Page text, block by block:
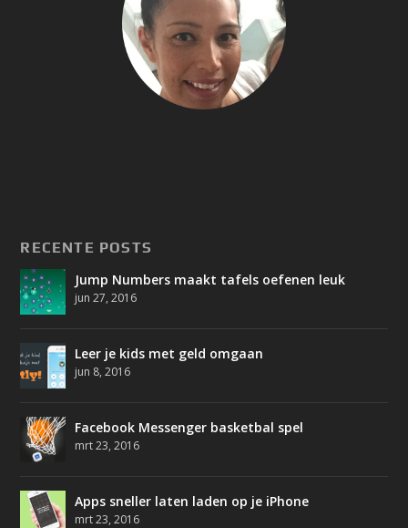
RECENTE POSTS
Jump Numbers maakt tafels oefenen leuk
jun 27, 2016
Leer je kids met geld omgaan
jun 8, 2016
Facebook Messenger basketbal spel
mrt 23, 2016
Apps sneller laten laden op je iPhone
mrt 23, 2016